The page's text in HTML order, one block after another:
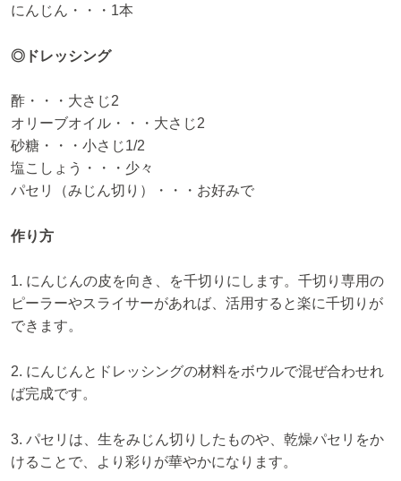
にんじん・・・1本
◎ドレッシング
酢・・・大さじ2
オリーブオイル・・・大さじ2
砂糖・・・小さじ1/2
塩こしょう・・・少々
パセリ（みじん切り）・・・お好みで
作り方
1. にんじんの皮を向き、を千切りにします。千切り専用の
ピーラーやスライサーがあれば、活用すると楽に千切りが
できます。
2. にんじんとドレッシングの材料をボウルで混ぜ合わせれ
ば完成です。
3. パセリは、生をみじん切りしたものや、乾燥パセリをか
けることで、より彩りが華やかになります。